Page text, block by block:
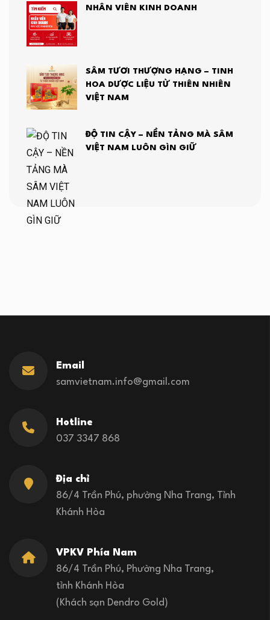
NHÂN VIÊN KINH DOANH
SÂM TƯƠI THƯỢNG HẠNG – TINH
HOA DƯỢC LIỆU TỪ THIÊN NHIÊN
VIỆT NAM
ĐỘ TIN CẬY – NỀN TẢNG MÀ SÂM
VIỆT NAM LUÔN GÌN GIỮ
Email
samvietnam.info@gmail.com
Hotline
037 3347 868
Địa chỉ
86/4 Trần Phú, phường Nha Trang, Tỉnh
Khánh Hòa
VPKV Phía Nam
86/4 Trần Phú, Phường Nha Trang,
tỉnh Khánh Hòa
(Khách sạn Dendro Gold)